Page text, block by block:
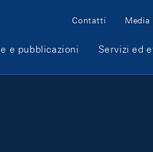
Meta Navigation
Contatti Media
e pubblicazioni Servizi ed